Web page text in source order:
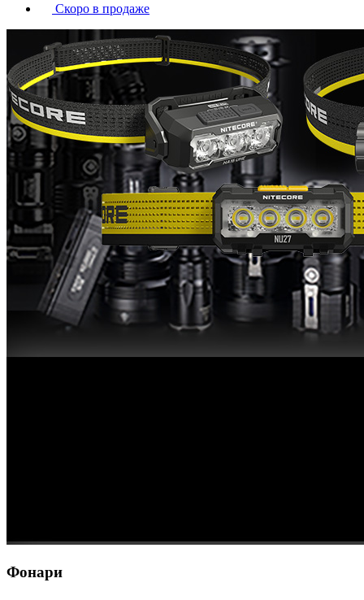
Скоро в продаже
Фонари